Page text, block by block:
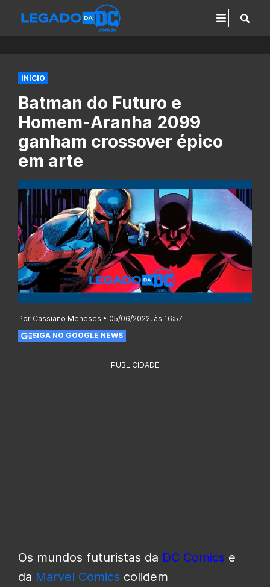
INÍCIO
Batman do Futuro e
Homem-Aranha 2099
ganham crossover épico
em arte
Por Cassiano Meneses • 05/06/2022, às 16:57
SIGA NO GOOGLE NEWS
PUBLICIDADE
Os mundos futuristas da DC Comics e
da Marvel Comics colidem